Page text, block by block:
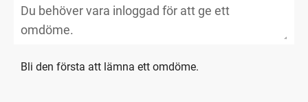
Bli den första att lämna ett omdöme.